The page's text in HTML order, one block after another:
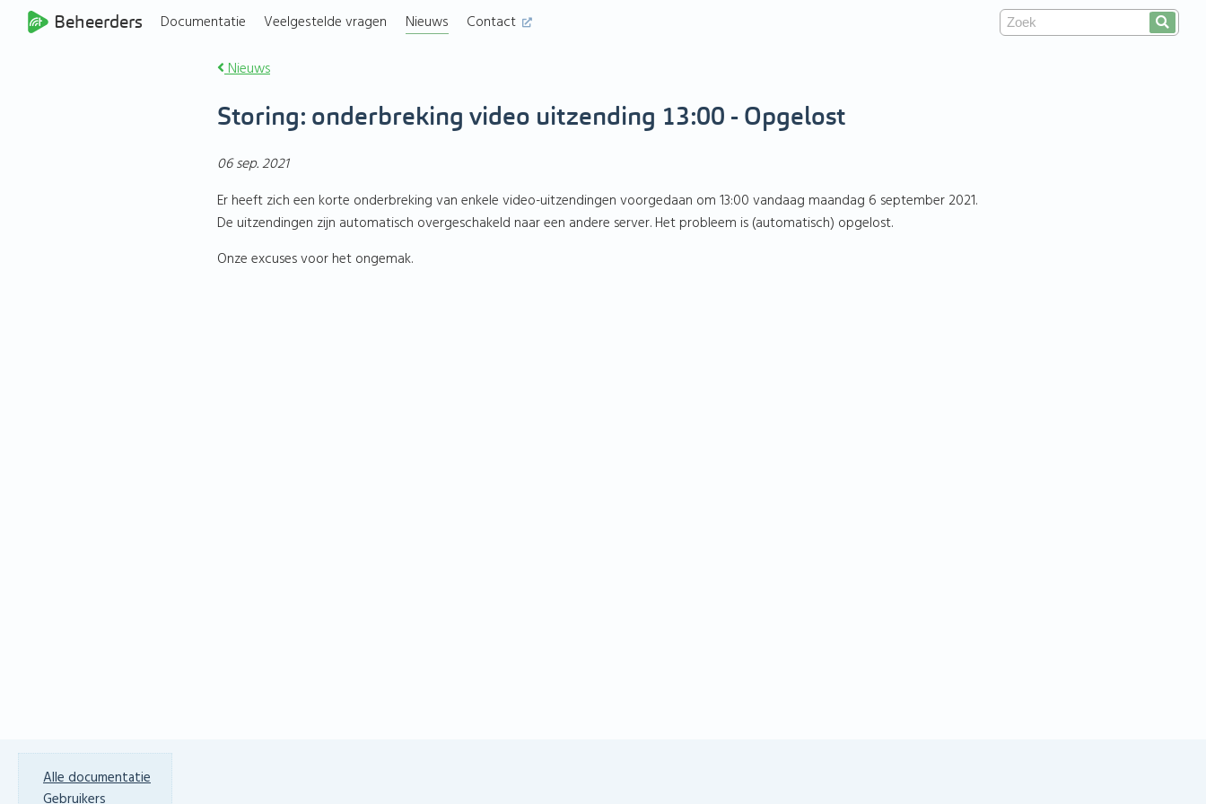
Beheerders Documentatie Veelgestelde vragen Nieuws Contact
Nieuws
Storing: onderbreking video uitzending 13:00 - Opgelost
06 sep. 2021
Er heeft zich een korte onderbreking van enkele video-uitzendingen voorgedaan om 13:00 vandaag maandag 6 september 2021.
De uitzendingen zijn automatisch overgeschakeld naar een andere server. Het probleem is (automatisch) opgelost.
Onze excuses voor het ongemak.
Alle documentatie
Gebruikers